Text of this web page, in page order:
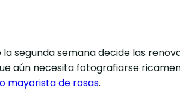
segunda semana decide las
aún necesita fotografiarse
mayorista de rosas.